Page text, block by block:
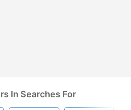
In Searches For